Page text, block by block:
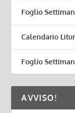
Foglio
Calendario
Foglio
AVVISO!